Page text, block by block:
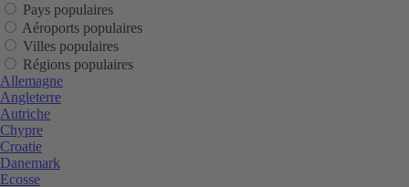
Pays populaires
Aéroports populaires
Villes populaires
Régions populaires
Allemagne
Angleterre
Autriche
Chypre
Croatie
Danemark
Ecosse